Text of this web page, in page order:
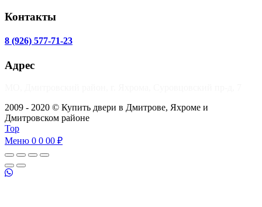
Контакты
8 (926) 577-71-23
Адрес
2009 - 2020 © Купить двери в Дмитрове, Яхроме и
Дмитровском районе
Top
Меню 0 0 00 ₽